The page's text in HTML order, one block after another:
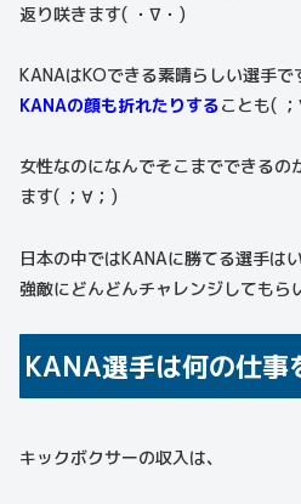
返り咲きます( ・∇・)
KANAはKOできる素晴らしい選手で
KANAの顔も折れたりすることも(
女性なのになんでそこまでできるの
ます( ；∀；)
日本の中ではKANAに勝てる選手は
強敵にどんどんチャレンジしてもら
KANA選手は何の仕事
キックボクサーの収入は、